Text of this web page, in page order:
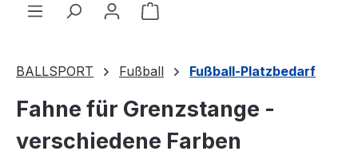
Warenkorb enthält 0
BALLSPORT Fußball Fußball-Platzbedarf
Fahne für Grenzstange -
verschiedene Farben